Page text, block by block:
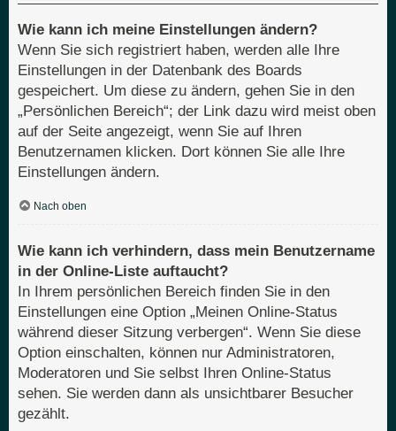
Wie kann ich meine Einstellungen ändern?
Wenn Sie sich registriert haben, werden alle Ihre
Einstellungen in der Datenbank des Boards
gespeichert. Um diese zu ändern, gehen Sie in den
„Persönlichen Bereich“; der Link dazu wird meist oben
auf der Seite angezeigt, wenn Sie auf Ihren
Benutzernamen klicken. Dort können Sie alle Ihre
Einstellungen ändern.
Nach oben
Wie kann ich verhindern, dass mein Benutzername
in der Online-Liste auftaucht?
In Ihrem persönlichen Bereich finden Sie in den
Einstellungen eine Option „Meinen Online-Status
während dieser Sitzung verbergen“. Wenn Sie diese
Option einschalten, können nur Administratoren,
Moderatoren und Sie selbst Ihren Online-Status
sehen. Sie werden dann als unsichtbarer Besucher
gezählt.